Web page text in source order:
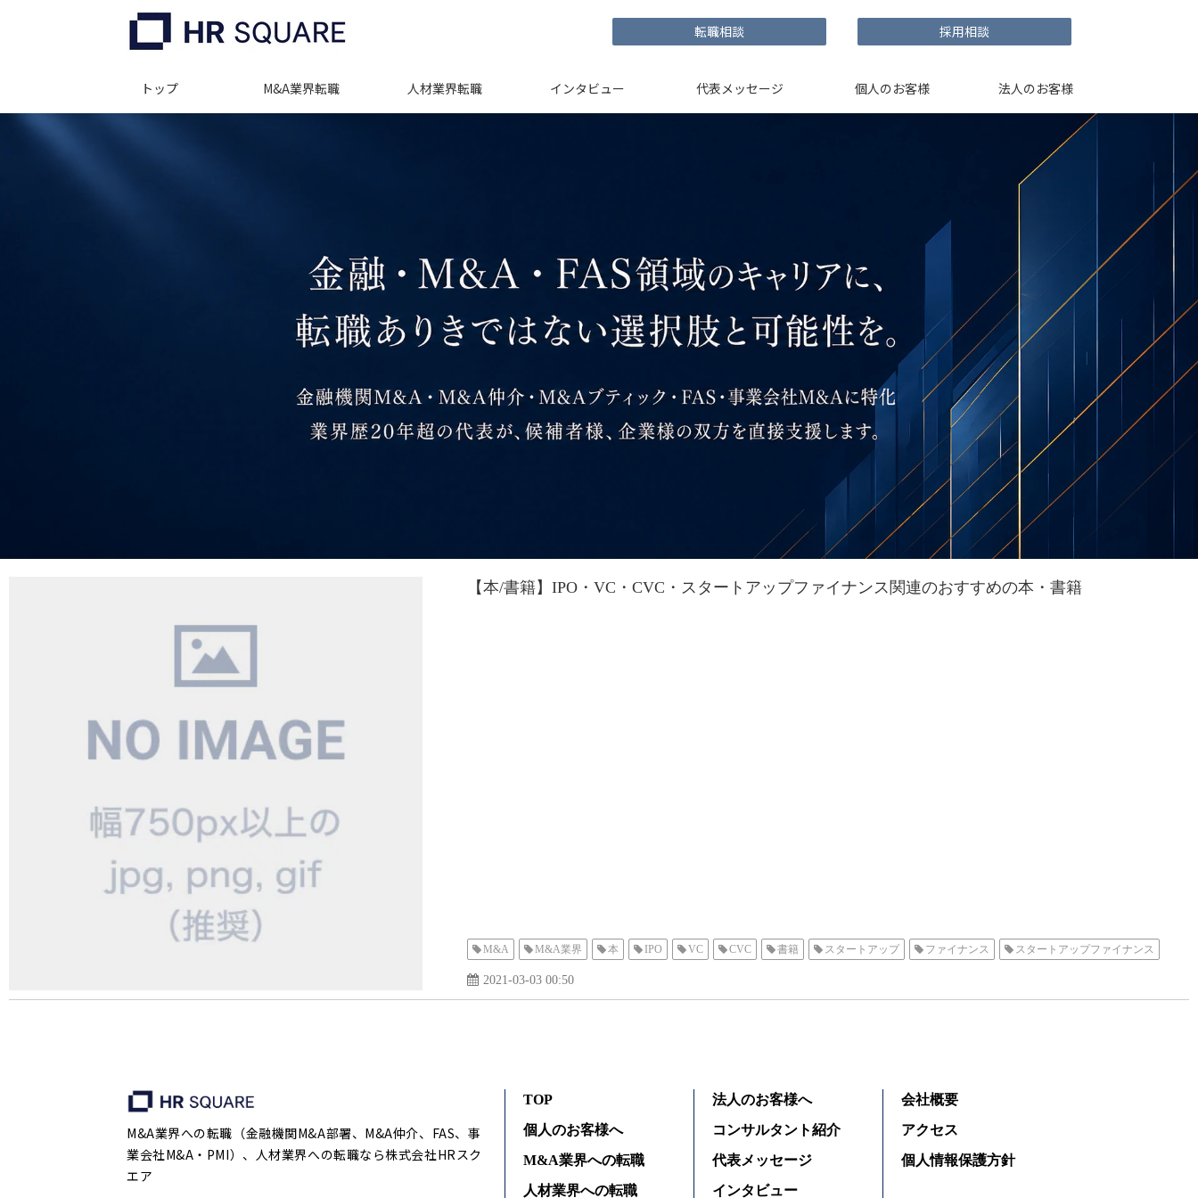
転職相談 採用相談
トップ M&A業界転職 人材業界転職 インタビュー 代表メッセージ 個人のお客様 法人のお客様
【本/書籍】IPO・VC・CVC・スタートアップファイナンス関連のおすすめの本・書籍
M&A M&A業界 本 IPO VC CVC 書籍 スタートアップ ファイナンス スタートアップファイナンス
2021-03-03 00:50
M&A業界への転職（金融機関M&A部署、M&A仲介、FAS、事
業会社M&A・PMI）、人材業界への転職なら株式会社HRスク
エア
TOP
個人のお客様へ
M&A業界への転職
人材業界への転職
法人のお客様へ
コンサルタント紹介
代表メッセージ
インタビュー
会社概要
アクセス
個人情報保護方針